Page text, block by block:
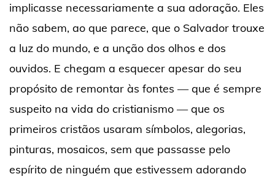
implicasse necessariamente a sua adoração. Eles
não sabem, ao que parece, que o Salvador trouxe
a luz do mundo, e a unção dos olhos e dos
ouvidos. E chegam a esquecer apesar do seu
propósito de remontar às fontes — que é sempre
suspeito na vida do cristianismo — que os
primeiros cristãos usaram símbolos, alegorias,
pinturas, mosaicos, sem que passasse pelo
espírito de ninguém que estivessem adorando